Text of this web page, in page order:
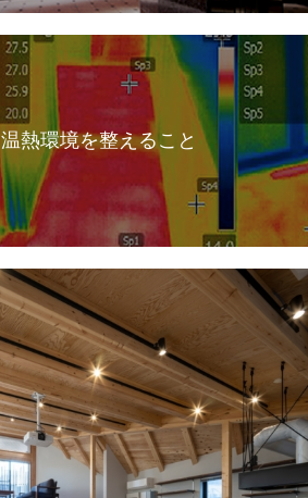
温熱環境を整えること